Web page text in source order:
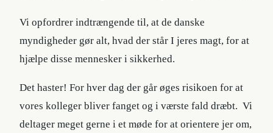
Vi opfordrer indtrængende til, at de danske
myndigheder gør alt, hvad der står I jeres magt, for at
hjælpe disse mennesker i sikkerhed.
Det haster! For hver dag der går øges risikoen for at
vores kolleger bliver fanget og i værste fald dræbt. Vi
deltager meget gerne i et møde for at orientere jer om,